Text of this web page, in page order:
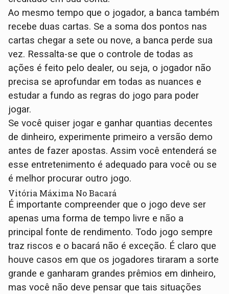
Ao mesmo tempo que o jogador, a banca também
recebe duas cartas. Se a soma dos pontos nas
cartas chegar a sete ou nove, a banca perde sua
vez. Ressalta-se que o controle de todas as
ações é feito pelo dealer, ou seja, o jogador não
precisa se aprofundar em todas as nuances e
estudar a fundo as regras do jogo para poder
jogar.
Se você quiser jogar e ganhar quantias decentes
de dinheiro, experimente primeiro a versão demo
antes de fazer apostas. Assim você entenderá se
esse entretenimento é adequado para você ou se
é melhor procurar outro jogo.
Vitória Máxima No Bacará
É importante compreender que o jogo deve ser
apenas uma forma de tempo livre e não a
principal fonte de rendimento. Todo jogo sempre
traz riscos e o bacará não é exceção. É claro que
houve casos em que os jogadores tiraram a sorte
grande e ganharam grandes prêmios em dinheiro,
mas você não deve pensar que tais situações